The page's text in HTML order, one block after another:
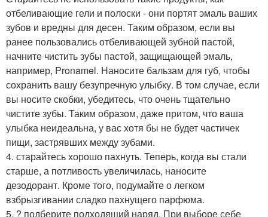
отбеливающие гели и полоски - они портят эмаль ваших
зубов и вредны для десен. Таким образом, если вы
ранее пользовались отбеливающей зубной пастой,
начните чистить зубы пастой, защищающей эмаль,
например, Pronamel. Наносите бальзам для губ, чтобы
сохранить вашу безупречную улыбку. В том случае, если
вы носите скобки, убедитесь, что очень тщательно
чистите зубы. Таким образом, даже притом, что ваша
улыбка неидеальна, у вас хотя бы не будет частичек
пищи, застрявших между зубами.
4. старайтесь хорошо пахнуть. Теперь, когда вы стали
старше, а потливость увеличилась, наносите
дезодорант. Кроме того, подумайте о легком
взбрызгивании сладко пахнущего парфюма.
5. ? подберите подходящий наряд. При выборе себе